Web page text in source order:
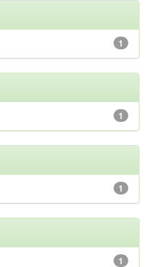
1
1
1
1